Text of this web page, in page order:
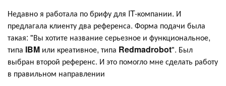
Недавно я работала по брифу для IT-компании. И
предлагала клиенту два референса. Форма подачи была
такая: "Вы хотите название серьезное и функциональное,
типа IBM или креативное, типа Redmadrobot". Был
выбран второй референс. И это помогло мне сделать работу
в правильном направлении